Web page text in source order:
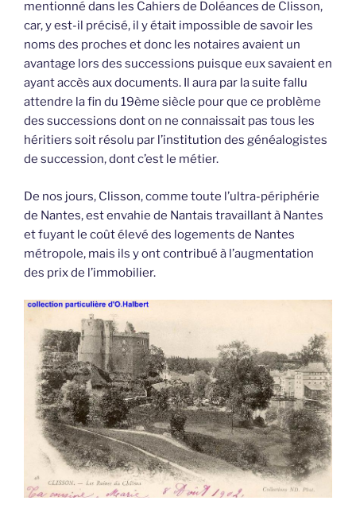
mentionné dans les Cahiers de Doléances de Clisson,
car, y est-il précisé, il y était impossible de savoir les
noms des proches et donc les notaires avaient un
avantage lors des successions puisque eux savaient en
ayant accès aux documents. Il aura par la suite fallu
attendre la fin du 19ème siècle pour que ce problème
des successions dont on ne connaissait pas tous les
héritiers soit résolu par l’institution des généalogistes
de succession, dont c’est le métier.
De nos jours, Clisson, comme toute l’ultra-périphérie
de Nantes, est envahie de Nantais travaillant à Nantes
et fuyant le coût élevé des logements de Nantes
métropole, mais ils y ont contribué à l’augmentation
des prix de l’immobilier.